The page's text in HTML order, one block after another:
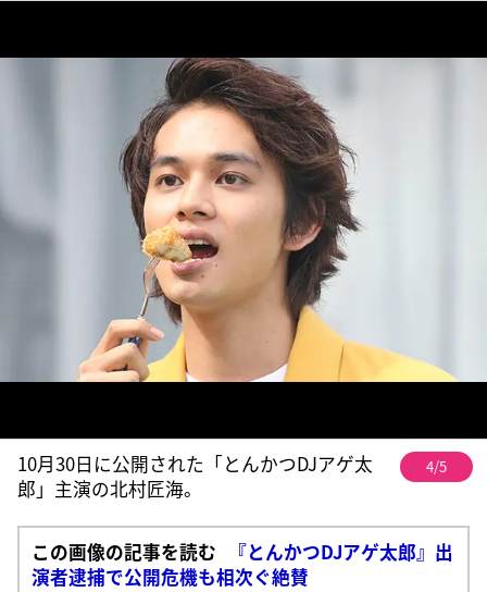
10月30日に公開された「とんかつDJアゲ太
郎」主演の北村匠海。
4/5
この画像の記事を読む
『とんかつDJアゲ太郎』出
演者逮捕で公開危機も相次ぐ絶賛